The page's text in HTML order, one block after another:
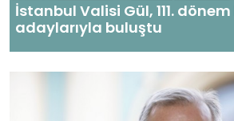
İstanbul Valisi Gül, 111.
adaylarıyla buluştu